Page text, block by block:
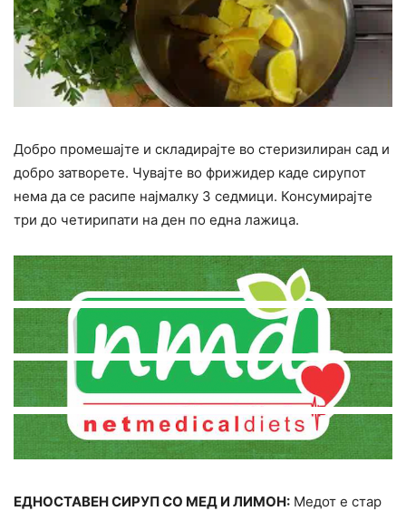
Добро промешајте и складирајте во стеризилиран сад и
добро затворете. Чувајте во фрижидер каде сирупот
нема да се расипе најмалку 3 седмици. Консумирајте
три до четирипати на ден по една лажица.
ЕДНОСТАВЕН СИРУП СО МЕД И ЛИМОН: Медот е стар